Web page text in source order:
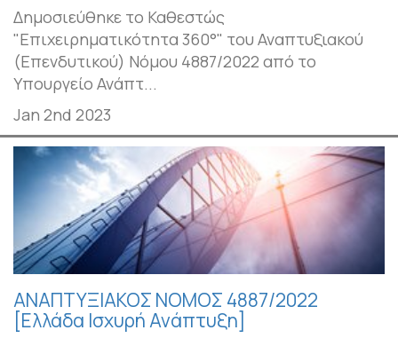
Δημοσιεύθηκε το Καθεστώς
"Επιχειρηματικότητα 360°" του Αναπτυξιακού
(Επενδυτικού) Νόμου 4887/2022 από το
Υπουργείο Ανάπτ...
Jan 2nd 2023
ΑΝΑΠΤΥΞΙΑΚΟΣ ΝΟΜΟΣ 4887/2022
[Ελλάδα Ισχυρή Ανάπτυξη]